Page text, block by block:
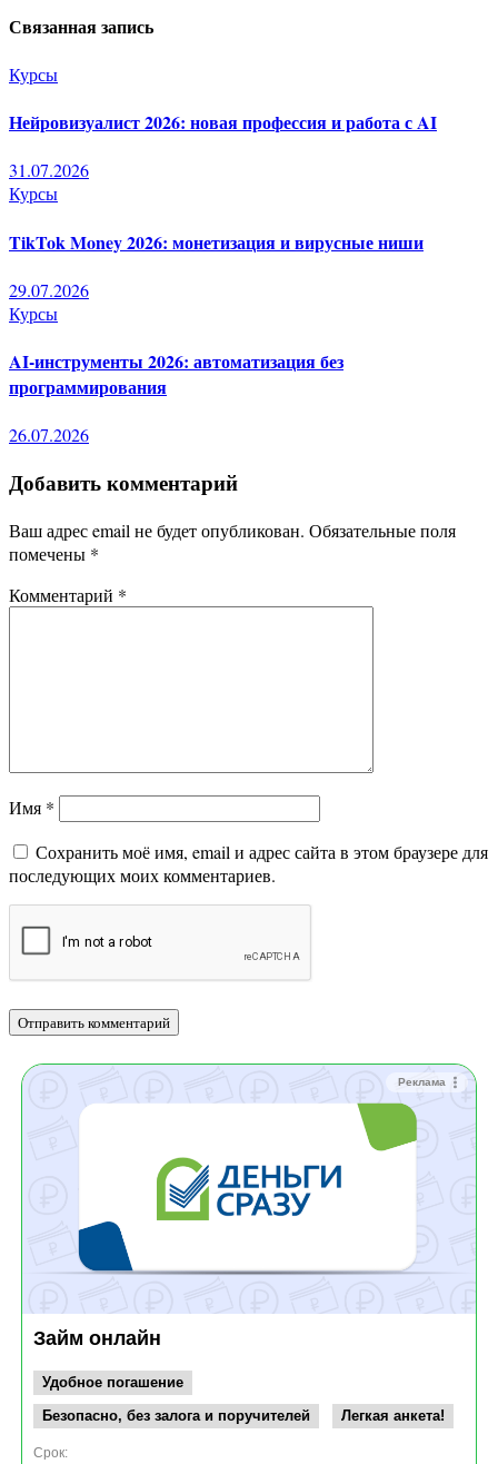
записям
Связанная запись
Курсы
Нейровизуалист 2026: новая профессия и работа с AI
31.07.2026
Курсы
TikTok Money 2026: монетизация и вирусные ниши
29.07.2026
Курсы
AI-инструменты 2026: автоматизация без
программирования
26.07.2026
Добавить комментарий
Ваш адрес email не будет опубликован. Обязательные поля
помечены *
Комментарий *
Имя *
Сохранить моё имя, email и адрес сайта в этом браузере для
последующих моих комментариев.
Реклама
Займ онлайн
Удобное погашение
Безопасно, без залога и поручителей
Легкая анкета!
Срок: